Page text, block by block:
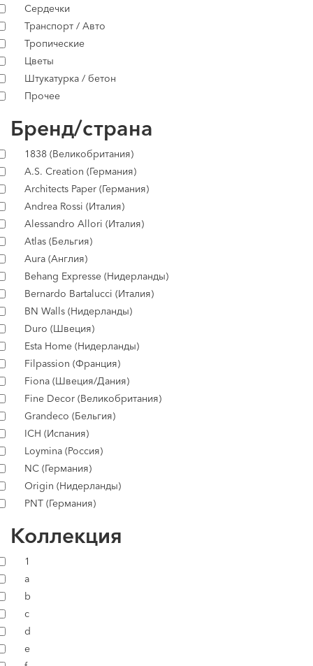
Сердечки
Транспорт / Авто
Тропические
Цветы
Штукатурка / бетон
Прочее
Бренд/страна
1838 (Великобритания)
A.S. Creation (Германия)
Architects Paper (Германия)
Andrea Rossi (Италия)
Alessandro Allori (Италия)
Atlas (Бельгия)
Aura (Англия)
Behang Expresse (Нидерланды)
Bernardo Bartalucci (Италия)
BN Walls (Нидерланды)
Duro (Швеция)
Esta Home (Нидерланды)
Filpassion (Франция)
Fiona (Швеция/Дания)
Fine Decor (Великобритания)
Grandeco (Бельгия)
ICH (Испания)
Loymina (Россия)
NC (Германия)
Origin (Нидерланды)
PNT (Германия)
Коллекция
1
a
b
c
d
e